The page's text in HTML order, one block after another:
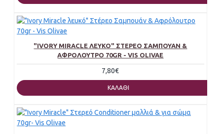
"IVORY MIRACLE ΛΕΥΚΌ" ΣΤΈΡΕΟ ΣΑΜΠΟΥΆΝ &
ΑΦΡΌΛΟΥΤΡΟ 70GR - VIS OLIVAE
7,80€
ΚΑΛΆΘΙ